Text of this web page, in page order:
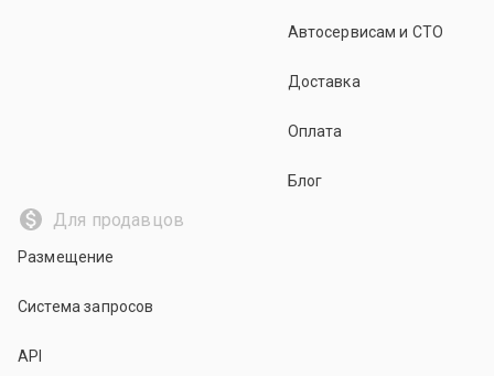
Автосервисам и СТО
Доставка
Оплата
Блог
Для продавцов
Размещение
Система запросов
API